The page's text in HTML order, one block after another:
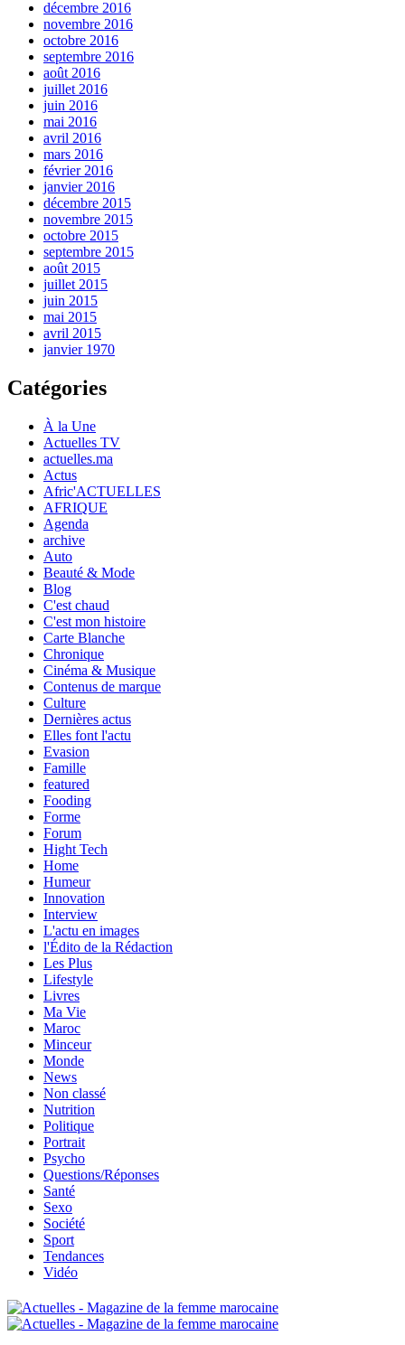
décembre 2016
novembre 2016
octobre 2016
septembre 2016
août 2016
juillet 2016
juin 2016
mai 2016
avril 2016
mars 2016
février 2016
janvier 2016
décembre 2015
novembre 2015
octobre 2015
septembre 2015
août 2015
juillet 2015
juin 2015
mai 2015
avril 2015
janvier 1970
Catégories
À la Une
Actuelles TV
actuelles.ma
Actus
Afric'ACTUELLES
AFRIQUE
Agenda
archive
Auto
Beauté & Mode
Blog
C'est chaud
C'est mon histoire
Carte Blanche
Chronique
Cinéma & Musique
Contenus de marque
Culture
Dernières actus
Elles font l'actu
Evasion
Famille
featured
Fooding
Forme
Forum
Hight Tech
Home
Humeur
Innovation
Interview
L'actu en images
l'Édito de la Rédaction
Les Plus
Lifestyle
Livres
Ma Vie
Maroc
Minceur
Monde
News
Non classé
Nutrition
Politique
Portrait
Psycho
Questions/Réponses
Santé
Sexo
Société
Sport
Tendances
Vidéo